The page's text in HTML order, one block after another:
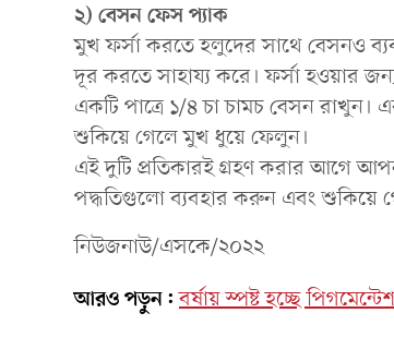
২) বেসন ফেস প্যাক
মুখ ফর্সা করতে হলুদের সাথে বেসনও
দূর করতে সাহায্য করে। ফর্সা হওয়ার
একটি পাত্রে ১/৪ চা চামচ বেসন রাখুন।
শুকিয়ে গেলে মুখ ধুয়ে ফেলুন।
এই দুটি প্রতিকারই গ্রহণ করার আগে
পদ্ধতিগুলো ব্যবহার করুন এবং শুকিয়ে
নিউজনাউ/এসকে/২০২২
আরও পড়ুন: বর্ষায় স্পষ্ট হচ্ছে